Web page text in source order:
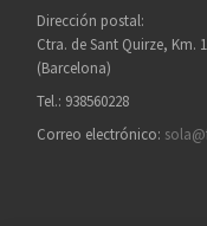
Dirección postal:
Ctra. de Sant Quirze, Km.
(Barcelona)
Tel.: 938560228
Correo electrónico: